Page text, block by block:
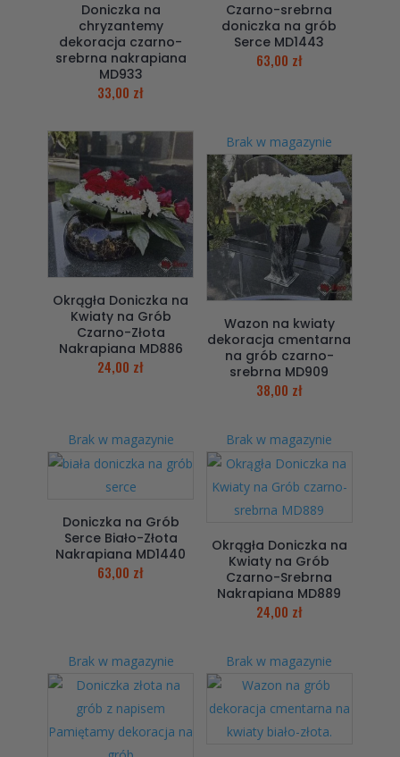
Doniczka na
chryzantemy
dekoracja czarno-
srebrna nakrapiana
MD933
33,00 zł
Czarno-srebrna
doniczka na grób
Serce MD1443
63,00 zł
Okrągła Doniczka na
Kwiaty na Grób
Czarno-Złota
Nakrapiana MD886
24,00 zł
Brak w magazynie
Wazon na kwiaty
dekoracja cmentarna
na grób czarno-
srebrna MD909
38,00 zł
Brak w magazynie
Doniczka na Grób
Serce Biało-Złota
Nakrapiana MD1440
63,00 zł
Brak w magazynie
Okrągła Doniczka na
Kwiaty na Grób
Czarno-Srebrna
Nakrapiana MD889
24,00 zł
Brak w magazynie Brak w magazynie